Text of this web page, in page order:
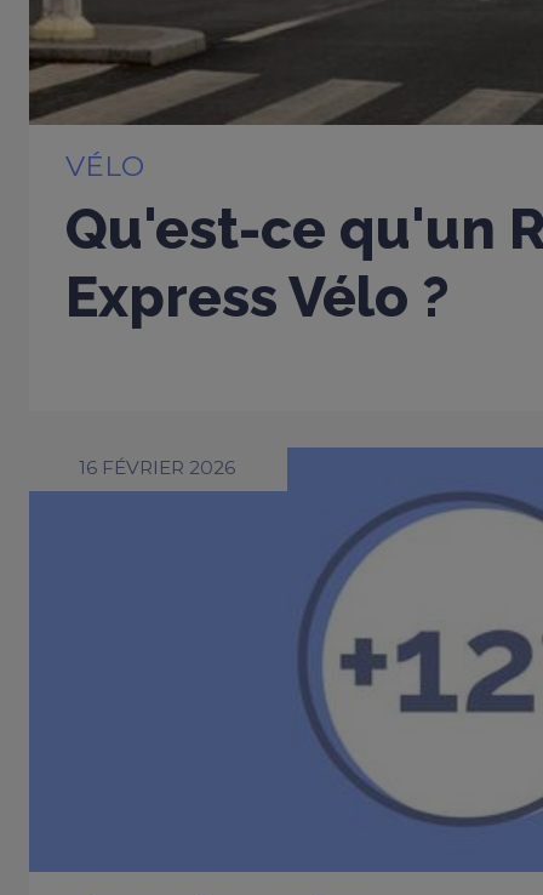
VÉLO
Qu'est-ce qu'un
Express Vélo ?
16 FÉVRIER 2026